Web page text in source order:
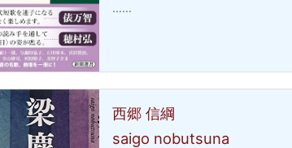
……
西郷 信綱
saigo nobutsuna